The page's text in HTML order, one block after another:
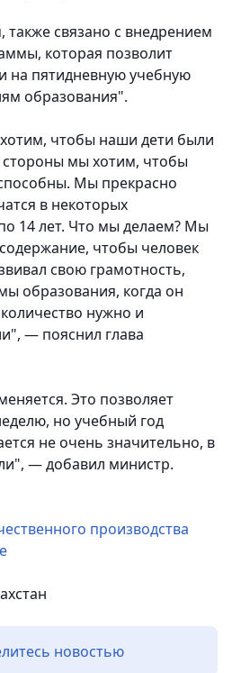
также связано с внедрением
которая позволит
на пятидневную учебную
образования".
чтобы наши дети были
мы хотим, чтобы
Мы прекрасно
в некоторых
14 лет. Что мы делаем? Мы
чтобы человек
свою грамотность,
образования, когда он
нужно и
— пояснил глава
Это позволяет
но учебный год
не очень значительно, в
— добавил министр.
производства
новостью